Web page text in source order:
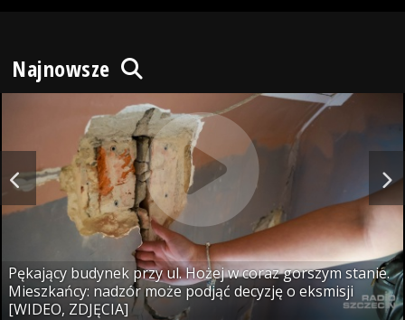
Najnowsze
Pękający budynek przy ul. Hożej w coraz gorszym stanie.
Mieszkańcy: nadzór może podjąć decyzję o eksmisji
[WIDEO, ZDJĘCIA]